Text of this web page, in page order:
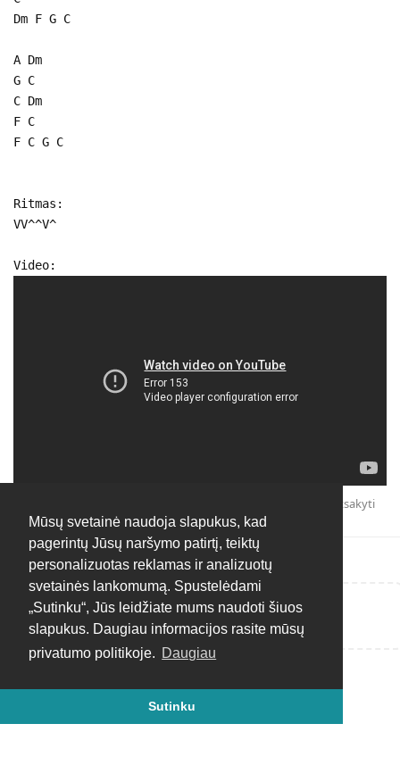
Mūsų svetainė naudoja slapukus, kad
pagerintų Jūsų naršymo patirtį, teiktų
personalizuotas reklamas ir analizuotų
svetainės lankomumą. Spustelėdami
„Sutinku“, Jūs leidžiate mums naudoti šiuos
slapukus. Daugiau informacijos rasite mūsų
privatumo politikoje. Daugiau
Sutinku
Dm F G C
A Dm
G C
C Dm
F C
F C G C
Ritmas:
VV^^V^
Video:
Atsakyti
Rašyti atsakymą...